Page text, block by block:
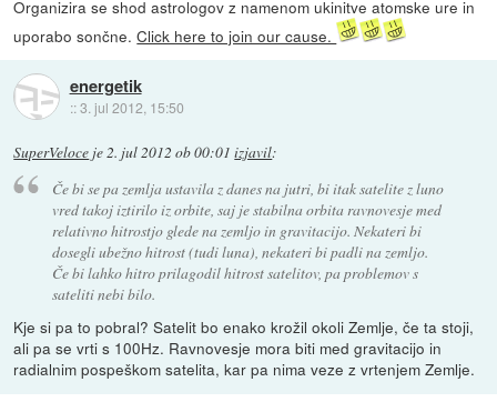
Organizira se shod astrologov z namenom ukinitve atomske ure in
uporabo sončne.Click here to join our cause.
energetik
::3. jul 2012, 15:50
SuperVeloce je2. jul 2012 ob 00:01 izjavil:
Če bi se pa zemlja ustavila z danes na jutri, bi itak satelite z luno
vred takoj iztirilo iz orbite, saj je stabilna orbita ravnovesje med
relativno hitrostjo glede na zemljo in gravitacijo. Nekateri bi
dosegli ubežno hitrost (tudi luna), nekateri bi padli na zemljo.
Če bi lahko hitro prilagodil hitrost satelitov, pa problemov s
sateliti nebi bilo.
Kje si pa to pobral? Satelit bo enako krožil okoli Zemlje, če ta stoji,
ali pa se vrti s 100Hz. Ravnovesje mora biti med gravitacijo in
radialnim pospeškom satelita, kar pa nima veze z vrtenjem Zemlje.